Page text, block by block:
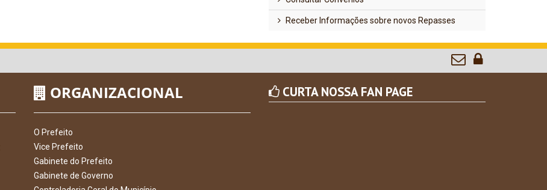
Receber Informações sobre novos Repasses
ORGANIZACIONAL
O Prefeito
Vice Prefeito
Gabinete do Prefeito
Gabinete de Governo
CURTA NOSSA FAN PAGE